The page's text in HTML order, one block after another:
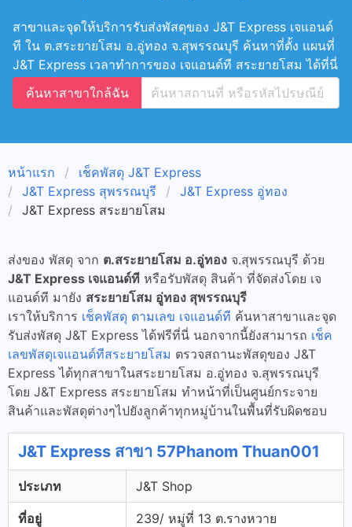
สาขาและจุดให้บริการรับส่งพัสดุของ J&T Express เจแอนด์
ที ใน ต.สระยายโสม อ.อู่ทอง จ.สุพรรณบุรี ค้นหาที่ตั้ง แผนที่
J&T Express เวลาทำการของ เจแอนด์ที สระยายโสม ได้ที่นี่
ค้นหาสาขาใกล้ฉัน
หน้าแรก
เช็คพัสดุ J&T Express
J&T Express สุพรรณบุรี
J&T Express อู่ทอง
J&T Express สระยายโสม
ส่งของ พัสดุ จาก ต.สระยายโสม อ.อู่ทอง จ.สุพรรณบุรี ด้วย
J&T Express เจแอนด์ที หรือรับพัสดุ สินค้า ที่จัดส่งโดย เจ
แอนด์ที มายัง สระยายโสม อู่ทอง สุพรรณบุรี
เราให้บริการ เช็คพัสดุ ตามเลข เจแอนด์ที ค้นหาสาขาและจุด
รับส่งพัสดุ J&T Express ได้ฟรีที่นี่ นอกจากนี้ยังสามารถ เช็ค
เลขพัสดุเจแอนด์ทีสระยายโสม ตรวจสถานะพัสดุของ J&T
Express ได้ทุกสาขาในสระยายโสม อ.อู่ทอง จ.สุพรรณบุรี
โดย J&T Express สระยายโสม ทำหน้าที่เป็นศูนย์กระจาย
สินค้าและพัสดุต่างๆไปยังลูกค้าทุกหมู่บ้านในพื้นที่รับผิดชอบ
J&T Express สาขา 57Phanom Thuan001
ประเภท J&T Shop
ที่อยู่
239/ หมู่ที่ 13 ต.รางหวาย